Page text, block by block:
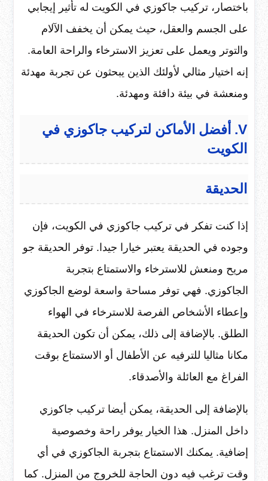
باختصار، تركيب جاكوزي في الكويت له تأثير إيجابي
على الجسم والعقل، حيث يمكن أن يخفف الآلام
والتوتر ويعمل على تعزيز الاسترخاء والراحة العامة.
إنه اختيار مثالي لأولئك الذين يبحثون عن تجربة مهدئة
ومنعشة في بيئة دافئة ومهدئة.
V. أفضل الأماكن لتركيب جاكوزي في
الكويت
الحديقة
إذا كنت تفكر في تركيب جاكوزي في الكويت، فإن
وجوده في الحديقة يعتبر خيارا جيدا. توفر الحديقة جو
مريح ومنعش للاسترخاء والاستمتاع بتجربة
الجاكوزي. فهي توفر مساحة واسعة لوضع الجاكوزي
وإعطاء الأشخاص الفرصة للاسترخاء في الهواء
الطلق. بالإضافة إلى ذلك، يمكن أن تكون الحديقة
مكانا مثاليا للترفيه عن الأطفال أو الاستمتاع بوقت
الفراغ مع العائلة والأصدقاء.
بالإضافة إلى الحديقة، يمكن أيضا تركيب جاكوزي
داخل المنزل. هذا الخيار يوفر راحة وخصوصية
إضافية. يمكنك الاستمتاع بتجربة الجاكوزي في أي
وقت ترغب فيه دون الحاجة للخروج من المنزل. كما